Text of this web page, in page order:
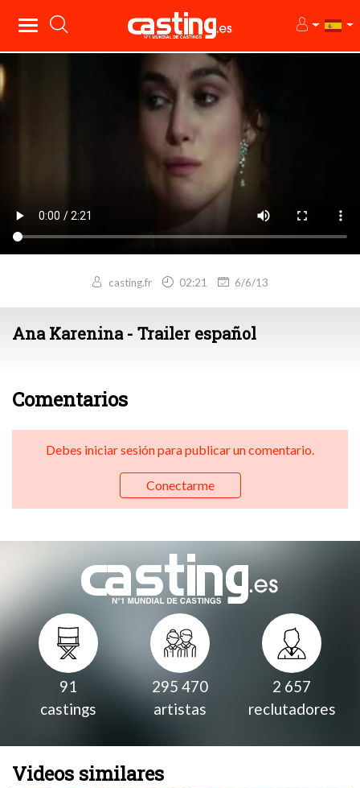
casting.fr 02:21 6/6/13
Ana Karenina - Trailer español
Comentarios
Debes iniciar sesión para publicar un comentario.
Conectarme
91
castings
295 470
artistas
2 657
reclutadores
Videos similares